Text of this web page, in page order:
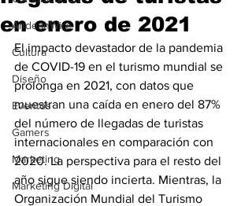
AndeanWire
Cultura
Diseño
Eventos
Gamers
Marketing
Marketing Digital
en enero de 2021
El impacto devastador de la pandemia
de COVID-19 en el turismo mundial se
prolonga en 2021, con datos que
muestran una caída en enero del 87%
del número de llegadas de turistas
internacionales en comparación con
2020. La perspectiva para el resto del
año sigue siendo incierta. Mientras, la
Organización Mundial del Turismo